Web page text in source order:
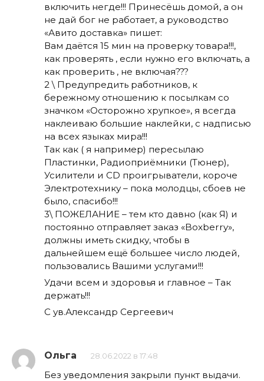
включить негде!!! Принесёшь домой, а он
не дай бог не работает, а руководство
«Авито доставка» пишет:
Вам даётся 15 мин на проверку товара!!!,
как проверять , если нужно его включать, а
как проверить , не включая???
2 \ Предупредить работников, к
бережному отношению к посылкам со
значком «Осторожно хрупкое», я всегда
наклеиваю большие наклейки, с надписью
на всех языках мира!!!
Так как ( я например) пересылаю
Пластинки, Радиоприёмники (Тюнер),
Усилители и CD проигрыватели, короче
Электротехнику – пока молодцы, сбоев не
было, спасибо!!!
3\ ПОЖЕЛАНИЕ – тем кто давно (как Я) и
постоянно отправляет заказ «Boxberry»,
должны иметь скидку, чтобы в
дальнейшем ещё большее число людей,
пользовались Вашими услугами!!!
Удачи всем и здоровья и главное – Так
держать!!!
С ув.Александр Сергеевич
Ольга 28.06.2022 в 17:48
Без уведомления закрыли пункт выдачи.